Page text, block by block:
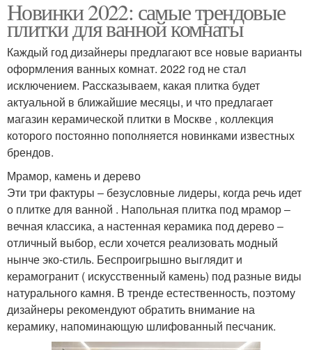
Новинки 2022: самые трендовые
плитки для ванной комнаты
Каждый год дизайнеры предлагают все новые варианты
оформления ванных комнат. 2022 год не стал
исключением. Рассказываем, какая плитка будет
актуальной в ближайшие месяцы, и что предлагает
магазин керамической плитки в Москве , коллекция
которого постоянно пополняется новинками известных
брендов.
Мрамор, камень и дерево
Эти три фактуры ‒ безусловные лидеры, когда речь идет
о плитке для ванной . Напольная плитка под мрамор ‒
вечная классика, а настенная керамика под дерево ‒
отличный выбор, если хочется реализовать модный
нынче эко-стиль. Беспроигрышно выглядит и
керамогранит ( искусственный камень) под разные виды
натурального камня. В тренде естественность, поэтому
дизайнеры рекомендуют обратить внимание на
керамику, напоминающую шлифованный песчаник.